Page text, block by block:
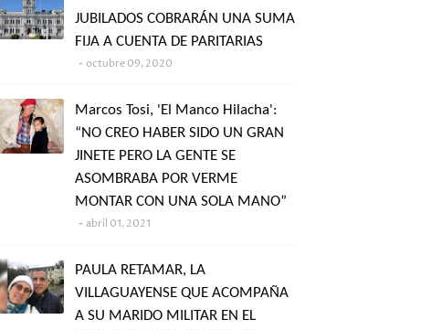
JUBILADOS COBRARÁN UNA SUMA
FIJA A CUENTA DE PARITARIAS
octubre 09, 2020
Marcos Tosi, 'El Manco Hilacha':
“NO CREO HABER SIDO UN GRAN
JINETE PERO LA GENTE SE
ASOMBRABA POR VERME
MONTAR CON UNA SOLA MANO”
abril 01, 2021
PAULA RETAMAR, LA
VILLAGUAYENSE QUE ACOMPAÑA
A SU MARIDO MILITAR EN EL